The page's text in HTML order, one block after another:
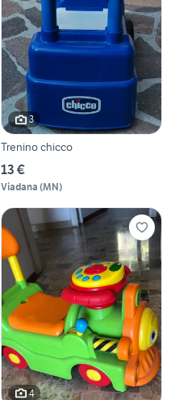
3
Trenino chicco
13 €
Viadana (MN)
4